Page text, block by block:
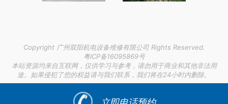
Copyright 广州双阳机电设备维修有限公司 Rights Reserved.
粤ICP备16095869号
本站资源均来自互联网，仅供学习与参考，请勿用于商业和其他非法用
途。如果侵犯了您的权益请与我们联系，我们将在24小时内删除。
江苏户外机柜空调多少钱|